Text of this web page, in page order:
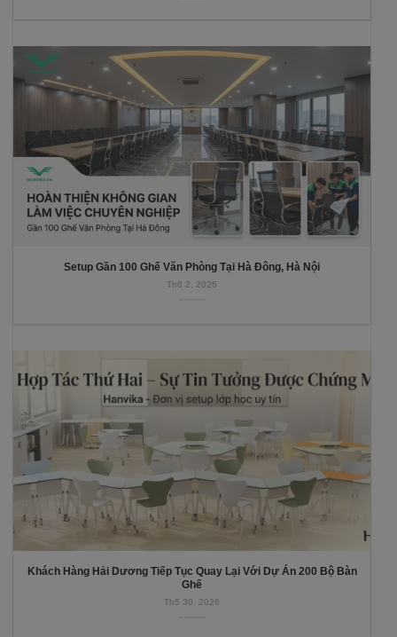
Setup Gần 100 Ghế Văn Phòng Tại Hà Đông, Hà Nội
Th6 2, 2026
Khách Hàng Hải Dương Tiếp Tục Quay Lại Với Dự Án 200 Bộ Bàn
Ghế
Th5 30, 2026